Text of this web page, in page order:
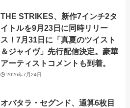
THE STRIKES、新作7インチ2タ
イトルを9月23日に同時リリー
ス！7月31日に「真夏のツイスト
＆ジャイヴ」先行配信決定。豪華
アーティストコメントも到着。
2026年7月24日
オバタラ・セグンド、通算6枚目